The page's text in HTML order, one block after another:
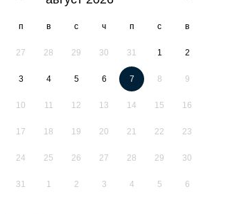
п в с ч п с в
27 28 29 30 31 1 2
3 4 5 6 7 8 9
10 11 12 13 14 15 16
17 18 19 20 21 22 23
24 25 26 27 28 29 30
31 1 2 3 4 5 6